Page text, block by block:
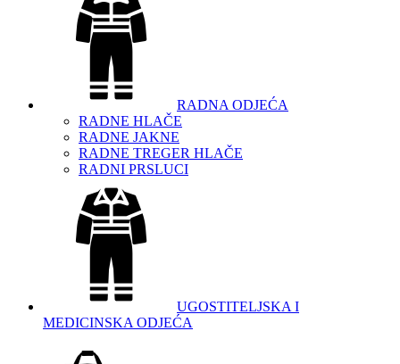
RADNA ODJEĆA
RADNE HLAČE
RADNE JAKNE
RADNE TREGER HLAČE
RADNI PRSLUCI
UGOSTITELJSKA I
MEDICINSKA ODJEĆA